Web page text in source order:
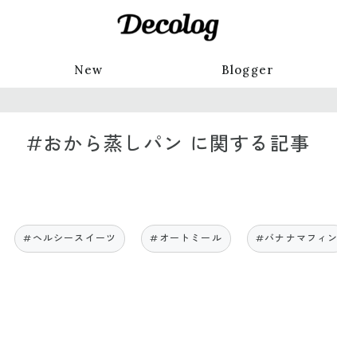
New Blogger
#おから蒸しパン に関する記事
#ヘルシースイーツ #オートミール #バナナマフィン